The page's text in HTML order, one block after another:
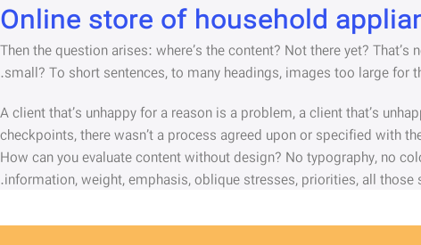
Online store of household
Then the question arises: where’s the content? Not there yet?
small? To short sentences, to many headings, images too large
A client that’s unhappy for a reason is a problem, a client that’s
checkpoints, there wasn’t a process agreed upon or specified with
How can you evaluate content without design? No typography, no
information, weight, emphasis, oblique stresses, priorities, all